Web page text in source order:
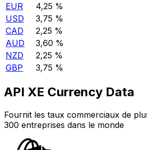
EUR
4,25 %
USD
3,75 %
CAD
2,25 %
AUD
3,60 %
NZD
2,25 %
GBP
3,75 %
API XE Currency Data
Fournit les taux commerciaux de
300 entreprises dans le monde